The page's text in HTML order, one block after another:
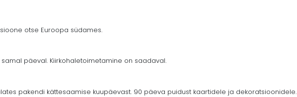
otse Euroopa südames.
päeval. Kiirkohaletoimetamine on saadaval.
pakendi kättesaamise kuupäevast. 90 päeva puidust kaartidele ja dekoratsioonidele.